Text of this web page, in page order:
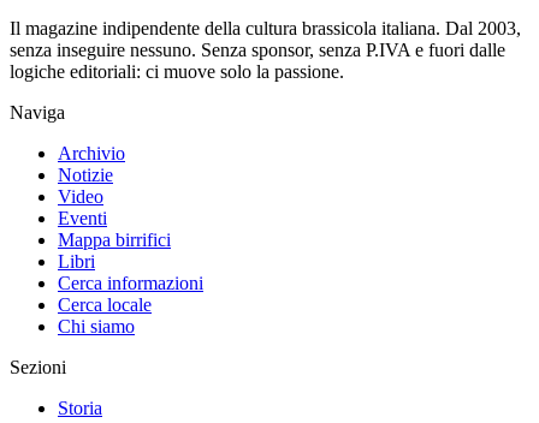
Il magazine indipendente della cultura brassicola italiana. Dal 2003,
senza inseguire nessuno. Senza sponsor, senza P.IVA e fuori dalle
logiche editoriali: ci muove solo la passione.
Naviga
Archivio
Notizie
Video
Eventi
Mappa birrifici
Libri
Cerca informazioni
Cerca locale
Chi siamo
Sezioni
Storia